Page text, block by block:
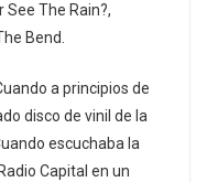
See The Rain?,
Bend.
a principios de
disco de vinil de la
escuchaba la
Capital en un